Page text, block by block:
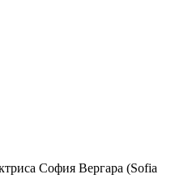
София Вергара (Sofia